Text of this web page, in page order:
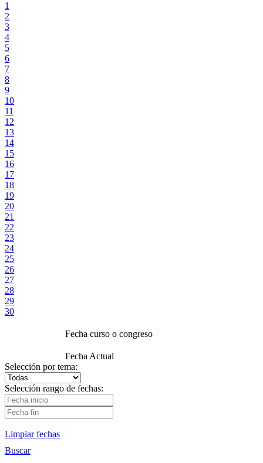
1
2
3
4
5
6
7
8
9
10
11
12
13
14
15
16
17
18
19
20
21
22
23
24
25
26
27
28
29
30
Fecha curso o congreso
Fecha Actual
Selección por tema:
Selección rango de fechas:
Limpiar fechas
Buscar